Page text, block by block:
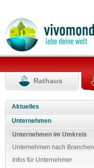
Rathaus
Aktuelles
Unternehmen
Unternehmen im Umkreis
Unternehmen nach Branchen
Infos für Unternehmer